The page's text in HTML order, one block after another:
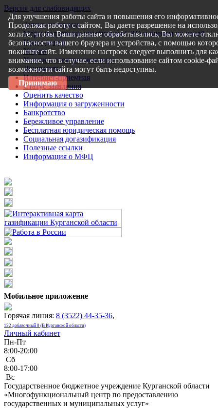
Версия для слабовидящих
Запись на прием
Меры поддержки участникам СВО и членам их семей
Пресс-центр
Услуги
Услуги в электронном виде
Документы
Интернет-приемная
Статус заявления
Оценить качество
Информация о загруженности
Банкротство
Бережливое управление
Бесплатная юридическая помощь
Социальная догазификация
Полезные ссылки
Информация о МФЦ
Мобильное приложение
Горячая линия: 8 (3522) 44-35-36,
122 добавочный 0 (В Курганской области)
Личный кабинет
Пн-Пт
8:00-20:00
Сб
8:00-17:00
Bc
Государственное бюджетное учреждение Курганской области
«Многофункциональный центр по предоставлению
государственных и муниципальных услуг»
Для улучшения работы сайта и повышения его
Продолжая работу с сайтом, Вы даете разрешение на
хотите, чтобы Ваши данные обрабатывались, Вы можете
безопасности вашего браузера и устройства, с помощью
покиньте сайт. Изменение настроек следует выполнить для
внимание, что в случае, если использование сайтом cookie-
возможности сайта могут быть недоступны.
Принимаю